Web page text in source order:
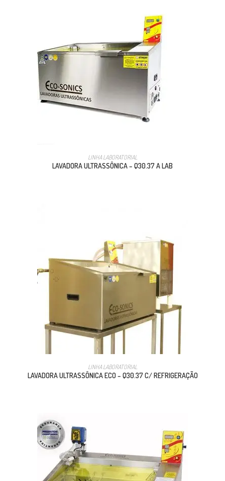
LINHA LABORATORIAL
LAVADORA ULTRASSÔNICA – Q30.37 A LAB
LINHA LABORATORIAL
LAVADORA ULTRASSÔNICA ECO – Q30.37 C/ REFRIGERAÇÃO